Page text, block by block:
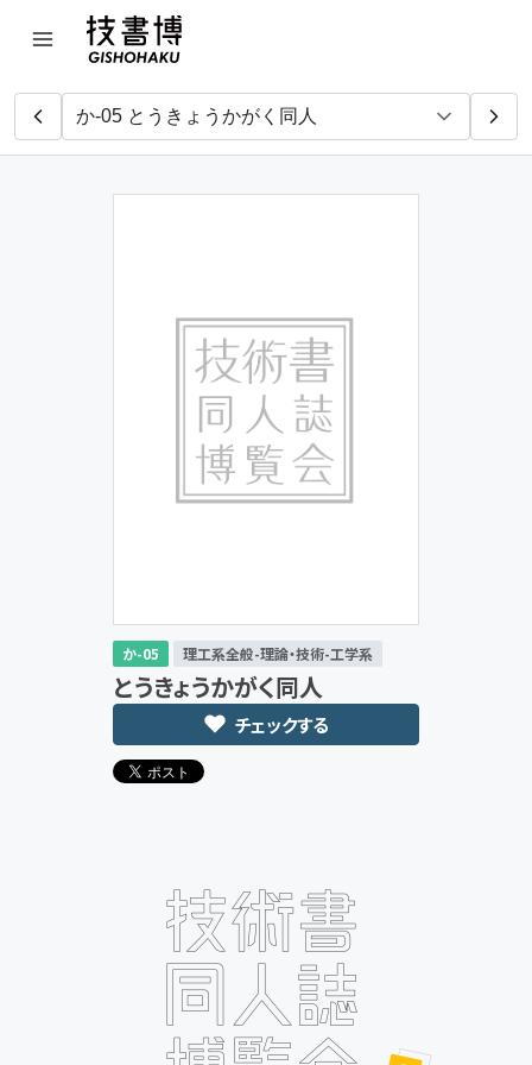
I/O技書博部 技
か-05 理工系全般-理論・技術-工学系
とうきょうかがく同人
チェックする